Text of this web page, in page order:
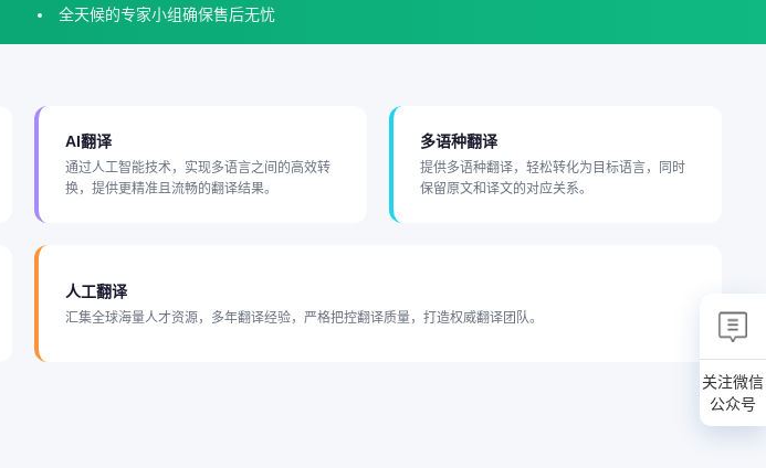
全天候的专家小组确保售后无忧
AI翻译
通过人工智能技术，实现多语言之间的高效转
换，提供更精准且流畅的翻译结果。
多语种翻译
提供多语种翻译，轻松转化为目标语言，同时
保留原文和译文的对应关系。
人工翻译
汇集全球海量人才资源，多年翻译经验，严格把控翻译质量，打造权威翻译团队。
关注微信
公众号